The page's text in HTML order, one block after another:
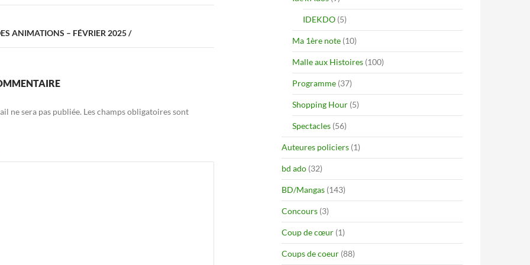
ANIMATIONS – FÉVRIER 2025 /
ne sera pas publiée. Les champs obligatoires sont
IDEKDO (5)
Ma 1ère note (10)
Malle aux Histoires (100)
Programme (37)
Shopping Hour (5)
Spectacles (56)
Auteures policiers (1)
bd ado (32)
BD/Mangas (143)
Concours (3)
Coup de cœur (1)
Coups de coeur (88)